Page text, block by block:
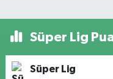
Süper Lig
Süper Lig